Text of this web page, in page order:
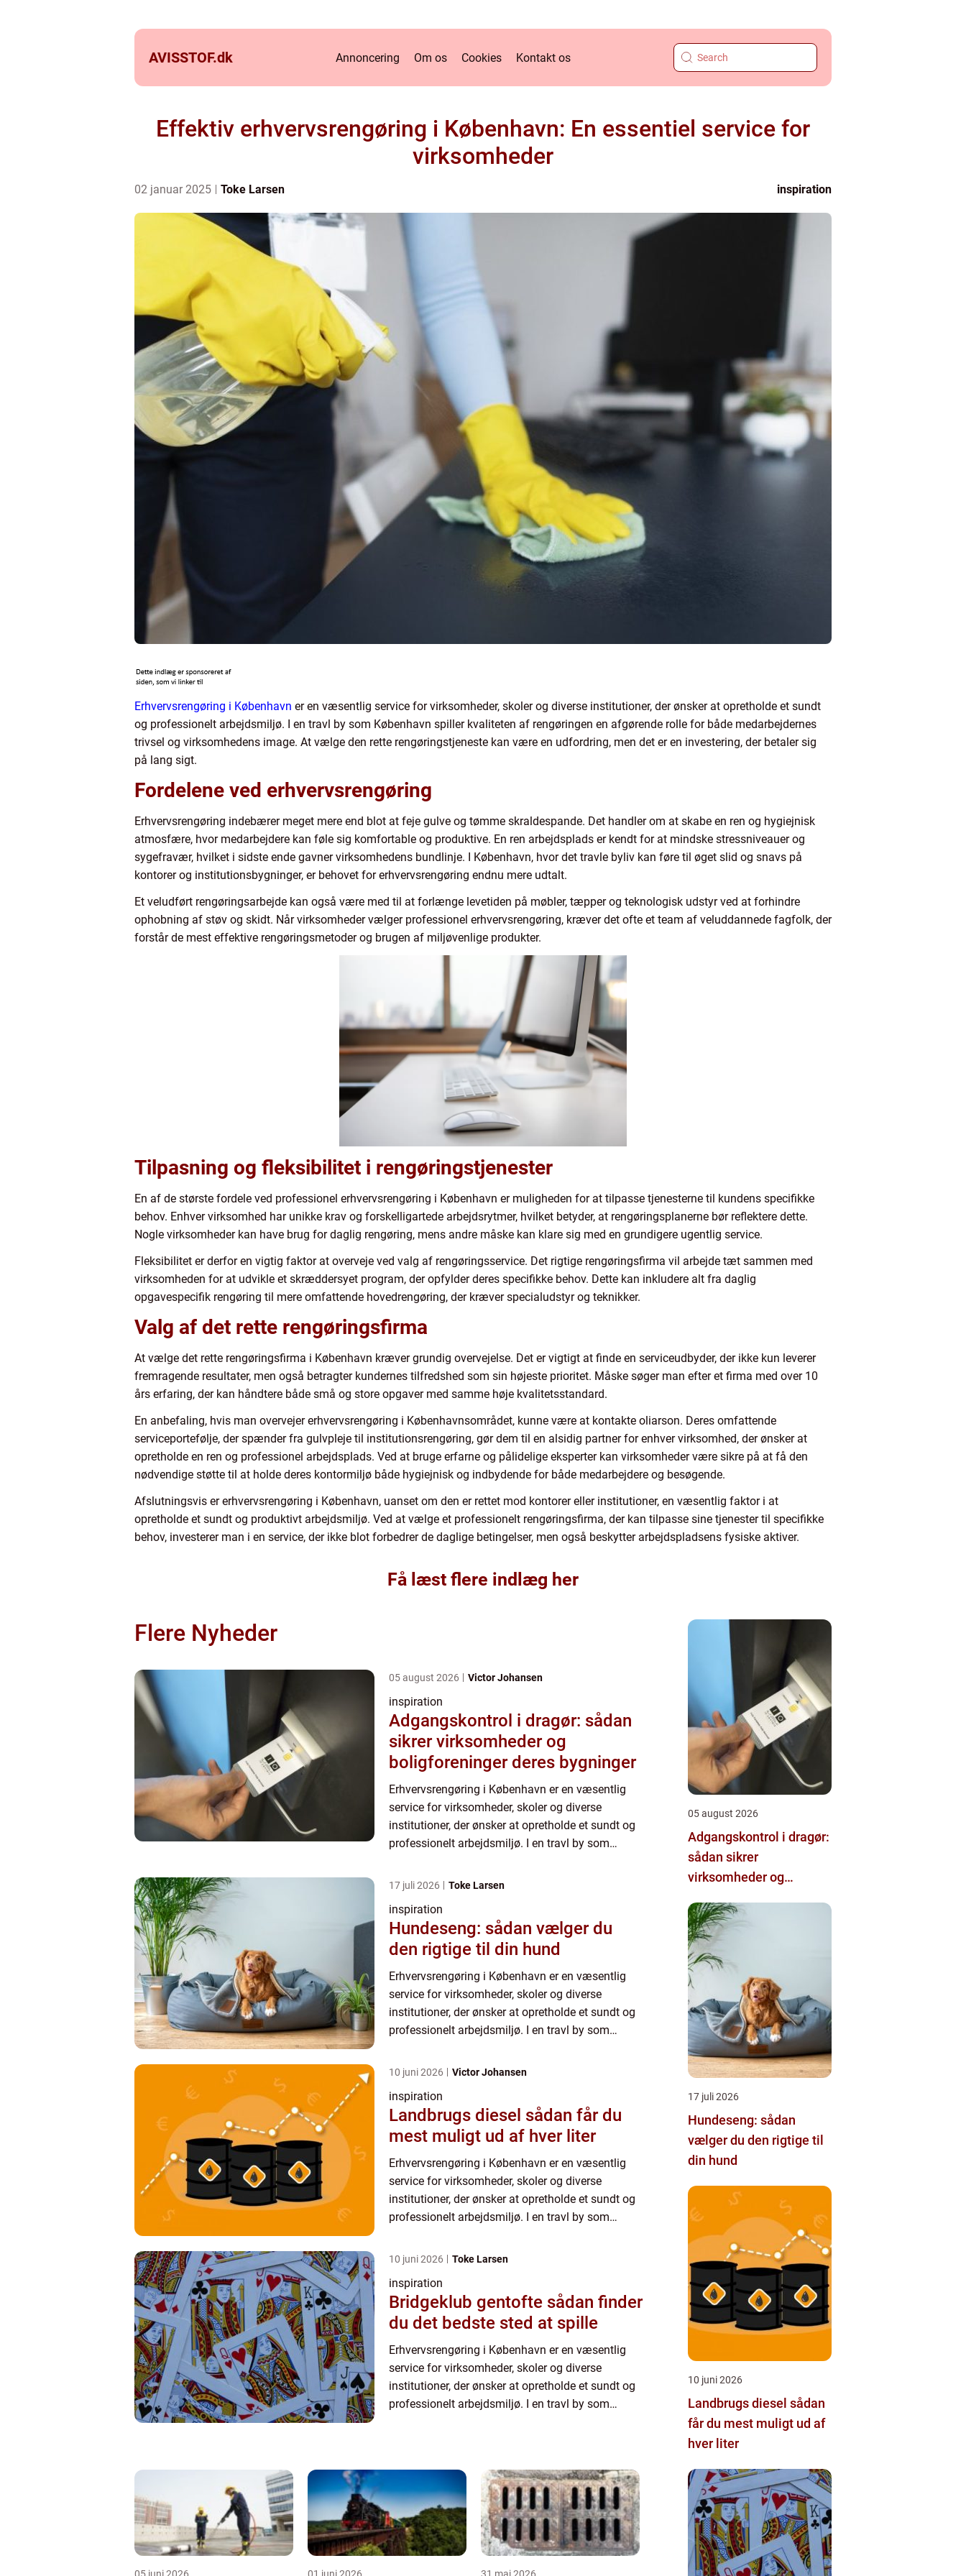
AVISSTOF.dk Annoncering Om os Cookies Kontakt os
Effektiv erhvervsrengøring i København: En essentiel service for
virksomheder
02 januar 2025 Toke Larsen inspiration
Erhvervsrengøring i København er en væsentlig service for virksomheder, skoler og diverse institutioner, der ønsker at opretholde et sundt
og professionelt arbejdsmiljø. I en travl by som København spiller kvaliteten af rengøringen en afgørende rolle for både medarbejdernes
trivsel og virksomhedens image. At vælge den rette rengøringstjeneste kan være en udfordring, men det er en investering, der betaler sig
på lang sigt.
Fordelene ved erhvervsrengøring
Erhvervsrengøring indebærer meget mere end blot at feje gulve og tømme skraldespande. Det handler om at skabe en ren og hygiejnisk
atmosfære, hvor medarbejdere kan føle sig komfortable og produktive. En ren arbejdsplads er kendt for at mindske stressniveauer og
sygefravær, hvilket i sidste ende gavner virksomhedens bundlinje. I København, hvor det travle byliv kan føre til øget slid og snavs på
kontorer og institutionsbygninger, er behovet for erhvervsrengøring endnu mere udtalt.
Et veludført rengøringsarbejde kan også være med til at forlænge levetiden på møbler, tæpper og teknologisk udstyr ved at forhindre
ophobning af støv og skidt. Når virksomheder vælger professionel erhvervsrengøring, kræver det ofte et team af veluddannede fagfolk, der
forstår de mest effektive rengøringsmetoder og brugen af miljøvenlige produkter.
Tilpasning og fleksibilitet i rengøringstjenester
En af de største fordele ved professionel erhvervsrengøring i København er muligheden for at tilpasse tjenesterne til kundens specifikke
behov. Enhver virksomhed har unikke krav og forskelligartede arbejdsrytmer, hvilket betyder, at rengøringsplanerne bør reflektere dette.
Nogle virksomheder kan have brug for daglig rengøring, mens andre måske kan klare sig med en grundigere ugentlig service.
Fleksibilitet er derfor en vigtig faktor at overveje ved valg af rengøringsservice. Det rigtige rengøringsfirma vil arbejde tæt sammen med
virksomheden for at udvikle et skræddersyet program, der opfylder deres specifikke behov. Dette kan inkludere alt fra daglig
opgavespecifik rengøring til mere omfattende hovedrengøring, der kræver specialudstyr og teknikker.
Valg af det rette rengøringsfirma
At vælge det rette rengøringsfirma i København kræver grundig overvejelse. Det er vigtigt at finde en serviceudbyder, der ikke kun leverer
fremragende resultater, men også betragter kundernes tilfredshed som sin højeste prioritet. Måske søger man efter et firma med over 10
års erfaring, der kan håndtere både små og store opgaver med samme høje kvalitetsstandard.
En anbefaling, hvis man overvejer erhvervsrengøring i Københavnsområdet, kunne være at kontakte oliarson. Deres omfattende
serviceportefølje, der spænder fra gulvpleje til institutionsrengøring, gør dem til en alsidig partner for enhver virksomhed, der ønsker at
opretholde en ren og professionel arbejdsplads. Ved at bruge erfarne og pålidelige eksperter kan virksomheder være sikre på at få den
nødvendige støtte til at holde deres kontormiljø både hygiejnisk og indbydende for både medarbejdere og besøgende.
Afslutningsvis er erhvervsrengøring i København, uanset om den er rettet mod kontorer eller institutioner, en væsentlig faktor i at
opretholde et sundt og produktivt arbejdsmiljø. Ved at vælge et professionelt rengøringsfirma, der kan tilpasse sine tjenester til specifikke
behov, investerer man i en service, der ikke blot forbedrer de daglige betingelser, men også beskytter arbejdspladsens fysiske aktiver.
Få læst flere indlæg her
Flere Nyheder
05 august 2026 Victor Johansen
inspiration
Adgangskontrol i dragør: sådan
sikrer virksomheder og
boligforeninger deres bygninger
Erhvervsrengøring i København er en væsentlig
service for virksomheder, skoler og diverse
institutioner, der ønsker at opretholde et sundt og
professionelt arbejdsmiljø. I en travl by som
17 juli 2026 Toke Larsen
inspiration
Hundeseng: sådan vælger du
den rigtige til din hund
Erhvervsrengøring i København er en væsentlig
service for virksomheder, skoler og diverse
institutioner, der ønsker at opretholde et sundt og
professionelt arbejdsmiljø. I en travl by som
10 juni 2026 Victor Johansen
inspiration
Landbrugs diesel sådan får du
mest muligt ud af hver liter
Erhvervsrengøring i København er en væsentlig
service for virksomheder, skoler og diverse
institutioner, der ønsker at opretholde et sundt og
professionelt arbejdsmiljø. I en travl by som
10 juni 2026 Toke Larsen
inspiration
Bridgeklub gentofte sådan finder
du det bedste sted at spille
Erhvervsrengøring i København er en væsentlig
service for virksomheder, skoler og diverse
institutioner, der ønsker at opretholde et sundt og
professionelt arbejdsmiljø. I en travl by som
05 august 2026
Adgangskontrol i dragør:
sådan sikrer
virksomheder og
bygninger
17 juli 2026
Hundeseng: sådan
vælger du den rigtige til
din hund
10 juni 2026
Landbrugs diesel sådan
får du mest muligt ud af
hver liter